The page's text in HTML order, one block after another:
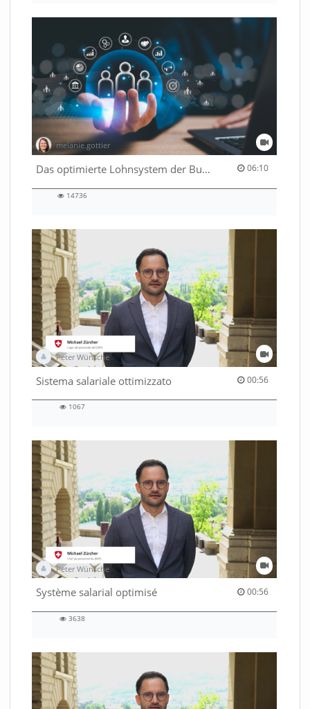
melanie.gottier
Das optimierte Lohnsystem der Bundesverwaltung 06:10
06:10 duration
14736
Peter Wünsche
Sistema salariale ottimizzato 00:56
00:56 duration
1067
Peter Wünsche
Système salarial optimisé 00:56
00:56 duration
3638